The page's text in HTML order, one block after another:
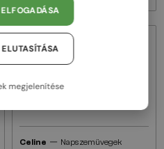
48/72 -20%
Celine — Napszemüvegek
ELFOGADÁSA
ELUTASÍTÁSA
megjelenítése